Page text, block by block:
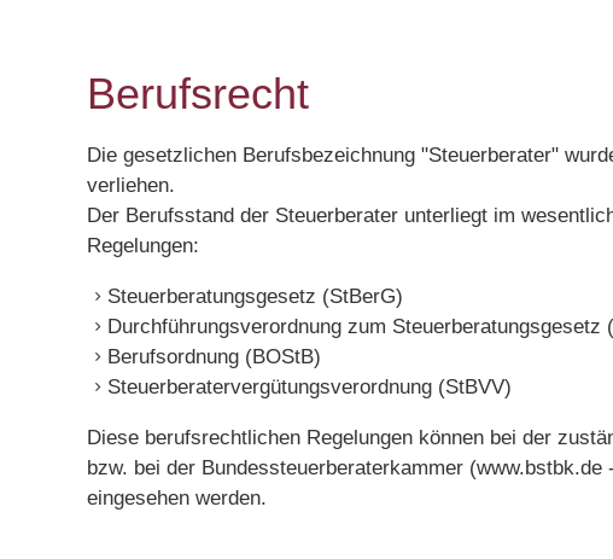
Berufsrecht
Die gesetzlichen Berufsbezeichnung "Steuerberater"
verliehen.
Der Berufsstand der Steuerberater unterliegt im
Regelungen:
Steuerberatungsgesetz (StBerG)
Durchführungsverordnung zum Steuerberatungsgesetz
Berufsordnung (BOStB)
Steuerberatervergütungsverordnung (StBVV)
Diese berufsrechtlichen Regelungen können bei der
bzw. bei der Bundessteuerberaterkammer
eingesehen werden.